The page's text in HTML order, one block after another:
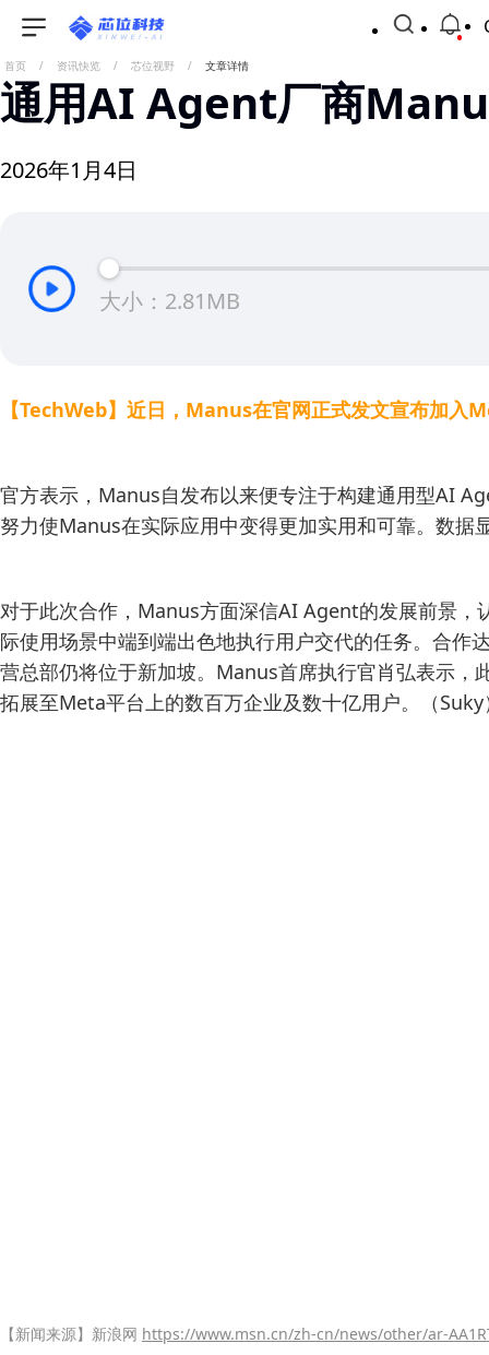
首页 / 资讯快览 / 芯位视野 / 文章详情
通用AI Agent厂商
2026年1月4日
大小：2.81MB
【TechWeb】近日，Manus在官网正式发文宣布加
官方表示，Manus自发布以来便专注于构建通用型AI
努力使Manus在实际应用中变得更加实用和可靠。数
对于此次合作，Manus方面深信AI Agent的发展前景，
际使用场景中端到端出色地执行用户交代的任务。合作
营总部仍将位于新加坡。Manus首席执行官肖弘表示
拓展至Meta平台上的数百万企业及数十亿用户。（Suky
【新闻来源】新浪网 https://www.msn.cn/zh-cn/news/other/ar-